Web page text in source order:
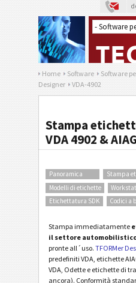
Home Software Software
Designer
VDA-4902
Stampa
VDA 4902 &
Panoramica Stampa
Modelli di etichette
Etichettatura SDK
Codici a
Stampa immediatamente
il settore
pronte all´uso. TFORMer
predefiniti VDA, etichette
VDA, Odette e etichette di
ancora). Conformità